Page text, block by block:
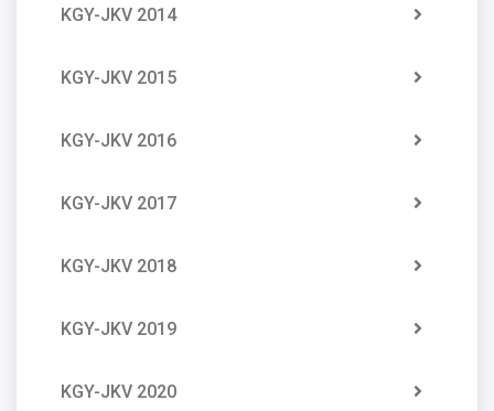
KGY-JKV 2014
KGY-JKV 2015
KGY-JKV 2016
KGY-JKV 2017
KGY-JKV 2018
KGY-JKV 2019
KGY-JKV 2020